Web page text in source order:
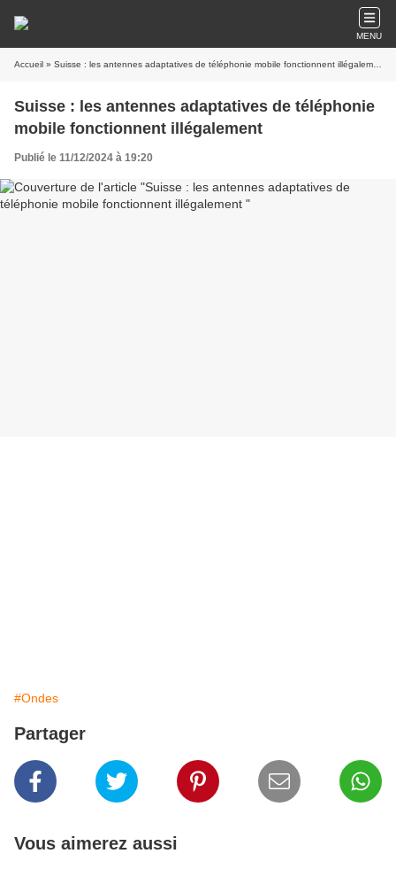
MENU
Accueil » Suisse : les antennes adaptatives de téléphonie mobile fonctionnent illégalement
Suisse : les antennes adaptatives de téléphonie
mobile fonctionnent illégalement
Publié le 11/12/2024 à 19:20
#Ondes
Partager
Vous aimerez aussi